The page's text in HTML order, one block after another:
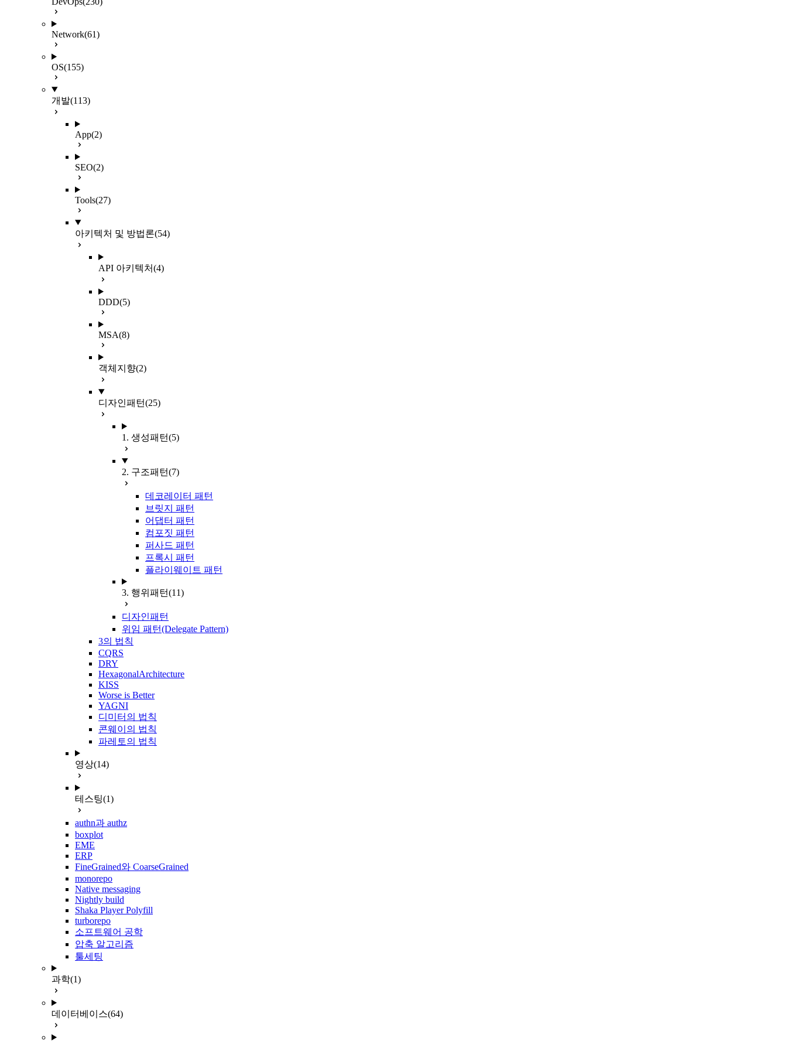
Network(61)
OS(155)
개발(113)
App(2)
SEO(2)
Tools(27)
아키텍처 및 방법론(54)
API 아키텍처(4)
DDD(5)
MSA(8)
객체지향(2)
디자인패턴(25)
1. 생성패턴(5)
2. 구조패턴(7)
데코레이터 패턴
브릿지 패턴
어댑터 패턴
컴포짓 패턴
퍼사드 패턴
프록시 패턴
플라이웨이트 패턴
3. 행위패턴(11)
디자인패턴
위임 패턴(Delegate Pattern)
3의 법칙
CQRS
DRY
HexagonalArchitecture
KISS
Worse is Better
YAGNI
디미터의 법칙
콘웨이의 법칙
파레토의 법칙
영상(14)
테스팅(1)
authn과 authz
boxplot
EME
ERP
FineGrained와 CoarseGrained
monorepo
Native messaging
Nightly build
Shaka Player Polyfill
turborepo
소프트웨어 공학
압축 알고리즘
툴세팅
과학(1)
데이터베이스(64)